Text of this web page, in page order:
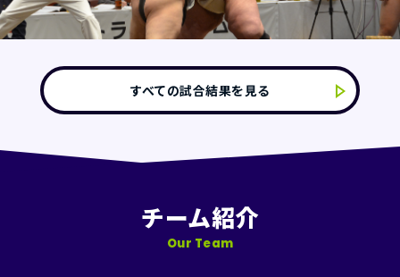
すべての試合結果を見る
チーム紹介
Our Team